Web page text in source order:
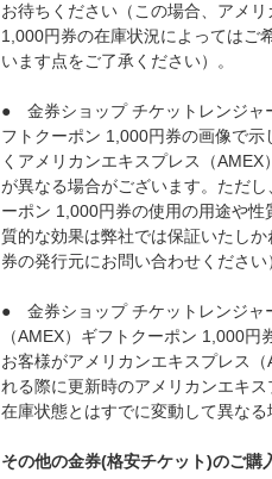
お待ちください（この場合、アメ
1,000円券の在庫状況によってはご
います点をご了承ください）。
● 金券ショップ チケットレンジャ
フトクーポン 1,000円券の画像で
くアメリカンエキスプレス（
が異なる場合がございます。ただ
ーポン 1,000円券の使用の用途や
質的な効果は弊社では保証いたし
券の発行元にお問い合わせください
● 金券ショップ チケットレンジャ
（AMEX）ギフトクーポン 1,000円
お客様がアメリカンエキスプレス
れる際に更新時のアメリカンエキ
在庫状態とはすでに変動して異な
その他の金券(格安チケット)のご購